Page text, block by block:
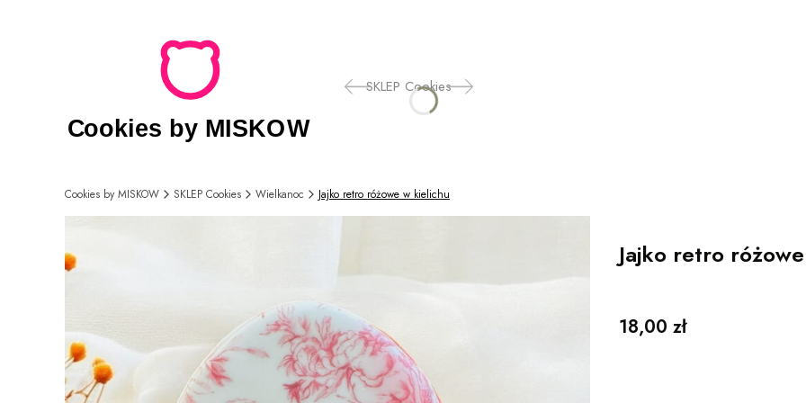
SKLEP Cookies
Cookies by MISKOW SKLEP Cookies Wielkanoc Jajko retro różowe w kielichu
Jajko retro
Cena
18,00 zł